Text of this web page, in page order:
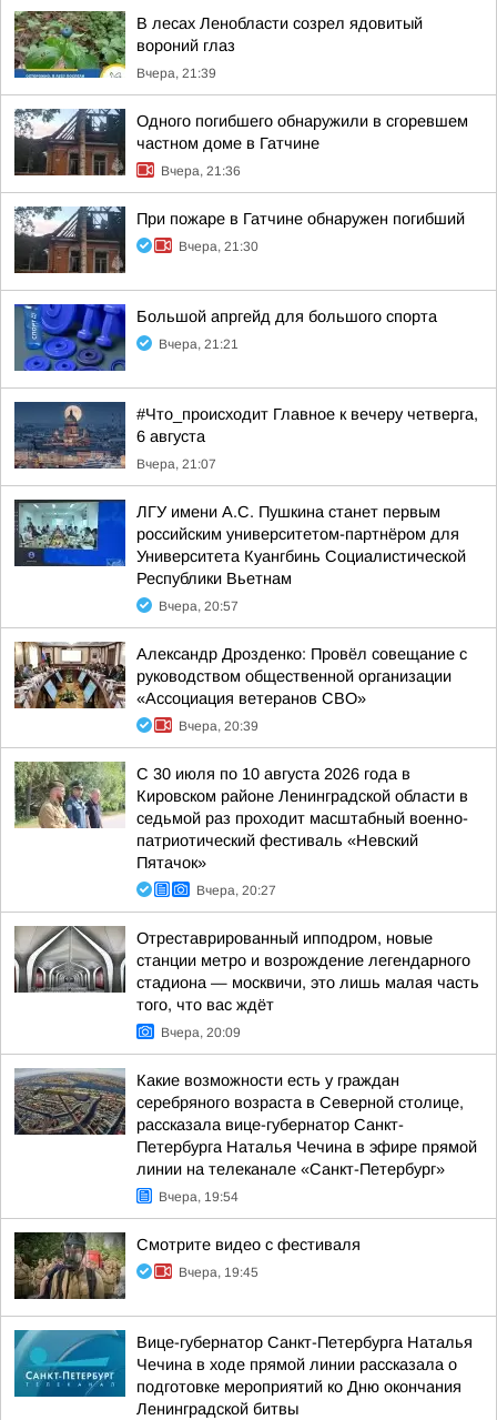
В лесах Ленобласти созрел ядовитый
вороний глаз
Вчера, 21:39
Одного погибшего обнаружили в сгоревшем
частном доме в Гатчине
Вчера, 21:36
При пожаре в Гатчине обнаружен погибший
Вчера, 21:30
Большой апргейд для большого спорта
Вчера, 21:21
#Что_происходит Главное к вечеру четверга,
6 августа
Вчера, 21:07
ЛГУ имени А.С. Пушкина станет первым
российским университетом-партнёром для
Университета Куангбинь Социалистической
Республики Вьетнам
Вчера, 20:57
Александр Дрозденко: Провёл совещание с
руководством общественной организации
«Ассоциация ветеранов СВО»
Вчера, 20:39
С 30 июля по 10 августа 2026 года в
Кировском районе Ленинградской области в
седьмой раз проходит масштабный военно-
патриотический фестиваль «Невский
Пятачок»
Вчера, 20:27
Отреставрированный ипподром, новые
станции метро и возрождение легендарного
стадиона — москвичи, это лишь малая часть
того, что вас ждёт
Вчера, 20:09
Какие возможности есть у граждан
серебряного возраста в Северной столице,
рассказала вице-губернатор Санкт-
Петербурга Наталья Чечина в эфире прямой
линии на телеканале «Санкт-Петербург»
Вчера, 19:54
Смотрите видео с фестиваля
Вчера, 19:45
Вице-губернатор Санкт-Петербурга Наталья
Чечина в ходе прямой линии рассказала о
подготовке мероприятий ко Дню окончания
Ленинградской битвы